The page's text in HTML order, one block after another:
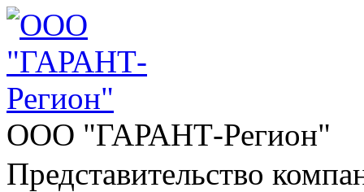
ООО "ГАРАНТ-Регион"
Представительство